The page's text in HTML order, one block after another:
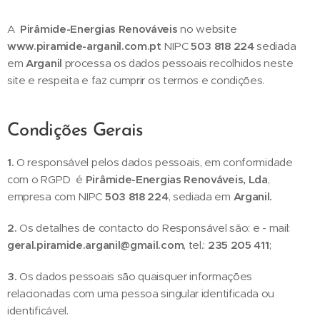
A Pirâmide-Energias Renováveis no website
www.piramide-arganil.com.pt NIPC503 818 224sediada
emArganil processa os dados pessoais recolhidos neste
site e respeita e faz cumprir os termos e condições.
Condições Gerais
1. O responsável pelos dados pessoais, em conformidade
com o RGPD é Pirâmide-Energias Renováveis, Lda,
empresa com NIPC 503 818 224, sediada em Arganil.
2. Os detalhes de contacto do Responsável são: e - mail:
geral.piramide.arganil@gmail.com, tel.: 235 205 411;
3. Os dados pessoais são quaisquer informações
relacionadas com uma pessoa singular identificada ou
identificável.